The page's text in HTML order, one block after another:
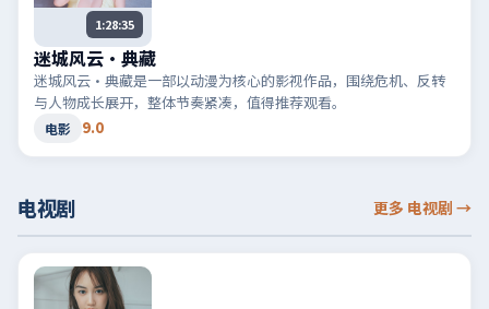
1:28:35
迷城风云·典藏
迷城风云·典藏是一部以动漫为核心的影视作品，围绕危机、反转
与人物成长展开，整体节奏紧凑，值得推荐观看。
电影 9.0
电视剧 更多 电视剧 →